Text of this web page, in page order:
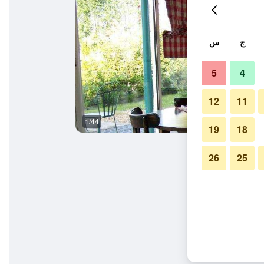
1/44
ج س
4
5
11
12
18
19
25
26